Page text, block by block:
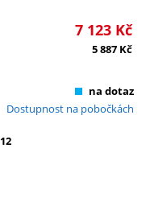
7 123 Kč
5 887 Kč
na dotaz
Dostupnost na pobočkách